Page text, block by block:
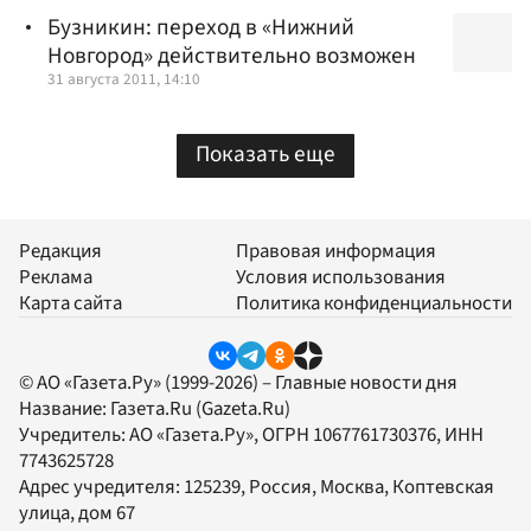
Бузникин: переход в «Нижний
Новгород» действительно возможен
31 августа 2011, 14:10
Показать еще
Редакция
Реклама
Карта сайта
Правовая информация
Условия использования
Политика конфиденциальности
© АО «Газета.Ру» (1999-2026) – Главные новости дня
Название: Газета.Ru (Gazeta.Ru)
Учредитель:АО «Газета.Ру», ОГРН 1067761730376, ИНН
7743625728
Адрес учредителя: 125239, Россия, Москва, Коптевская
улица, дом 67